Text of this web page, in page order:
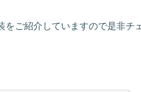
ご紹介していますので是非チ